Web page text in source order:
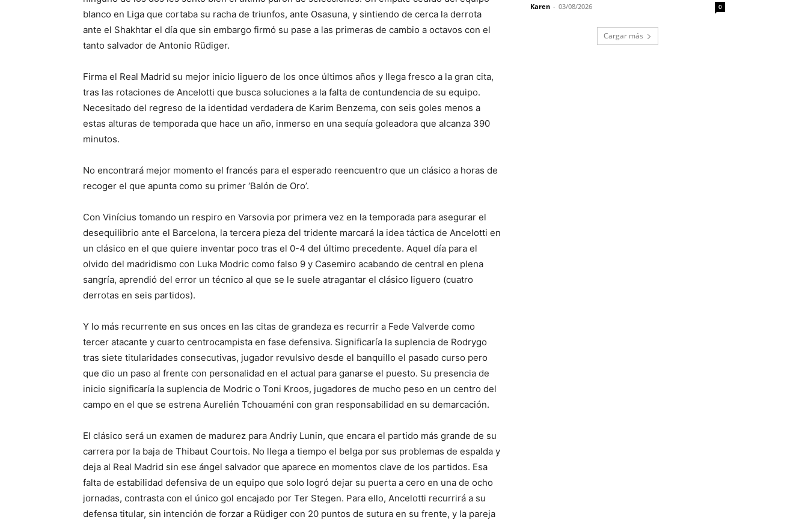
blanco en Liga que cortaba su racha de triunfos, ante Osasuna, y sintiendo de cerca la derrota
ante el Shakhtar el día que sin embargo firmó su pase a las primeras de cambio a octavos con el
tanto salvador de Antonio Rüdiger.
Firma el Real Madrid su mejor inicio liguero de los once últimos años y llega fresco a la gran cita,
tras las rotaciones de Ancelotti que busca soluciones a la falta de contundencia de su equipo.
Necesitado del regreso de la identidad verdadera de Karim Benzema, con seis goles menos a
estas alturas de temporada que hace un año, inmerso en una sequía goleadora que alcanza 390
minutos.
No encontrará mejor momento el francés para el esperado reencuentro que un clásico a horas de
recoger el que apunta como su primer ‘Balón de Oro’.
Con Vinícius tomando un respiro en Varsovia por primera vez en la temporada para asegurar el
desequilibrio ante el Barcelona, la tercera pieza del tridente marcará la idea táctica de Ancelotti en
un clásico en el que quiere inventar poco tras el 0-4 del último precedente. Aquel día para el
olvido del madridismo con Luka Modric como falso 9 y Casemiro acabando de central en plena
sangría, aprendió del error un técnico al que se le suele atragantar el clásico liguero (cuatro
derrotas en seis partidos).
Y lo más recurrente en sus onces en las citas de grandeza es recurrir a Fede Valverde como
tercer atacante y cuarto centrocampista en fase defensiva. Significaría la suplencia de Rodrygo
tras siete titularidades consecutivas, jugador revulsivo desde el banquillo el pasado curso pero
que dio un paso al frente con personalidad en el actual para ganarse el puesto. Su presencia de
inicio significaría la suplencia de Modric o Toni Kroos, jugadores de mucho peso en un centro del
campo en el que se estrena Aurelién Tchouaméni con gran responsabilidad en su demarcación.
El clásico será un examen de madurez para Andriy Lunin, que encara el partido más grande de su
carrera por la baja de Thibaut Courtois. No llega a tiempo el belga por sus problemas de espalda y
deja al Real Madrid sin ese ángel salvador que aparece en momentos clave de los partidos. Esa
falta de estabilidad defensiva de un equipo que solo logró dejar su puerta a cero en una de ocho
jornadas, contrasta con el único gol encajado por Ter Stegen. Para ello, Ancelotti recurrirá a su
defensa titular, sin intención de forzar a Rüdiger con 20 puntos de sutura en su frente, y la pareja
Karen - 03/08/2026 0
Cargar más